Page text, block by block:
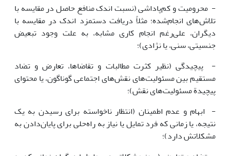
- محرومیت و کم‌پاداشی (نسبت اندک منافع حاصل در مقایسه با
تلاش‌های انجام‌شده؛ مثلاً دریافت دستمزد اندک در مقایسه با
دیگران، علی‌رغم انجام کاری مشابه، به علت وجود تبعیض
جنسیتی، سنی، یا نژادی)؛
- پیچیدگی (نظیر کثرت مطالبات و تقاضاها، تعارض و تضاد
مستقیم بین مسئولیت‌های نقش‌های اجتماعی گوناگون، یا محتوای
پیچیدة مسئولیت‌های نقش)؛
- ابهام و عدم اطمینان (انتظار ناخواسته برای رسیدن به یک
نتیجه، یا زمانی که فرد تمایل یا نیاز به راه‌حلی برای پایان‌دادن به
مشکلاتش دارد)؛